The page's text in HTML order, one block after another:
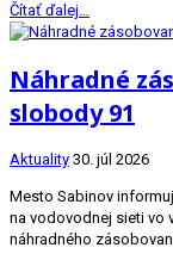
Čítať ďalej…
Náhradné
slobody 91
Aktuality 30. júl 2026
Mesto Sabinov
na vodovodnej sieti vo
náhradného